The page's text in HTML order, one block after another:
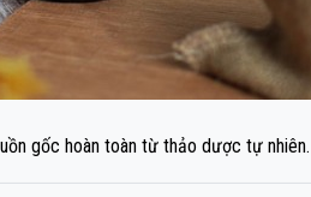
gốc hoàn toàn từ thảo dược tự nhiên.